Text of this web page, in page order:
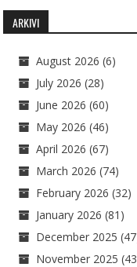
ARKIVI
August 2026 (6)
July 2026 (28)
June 2026 (60)
May 2026 (46)
April 2026 (67)
March 2026 (74)
February 2026 (32)
January 2026 (81)
December 2025
November 2025